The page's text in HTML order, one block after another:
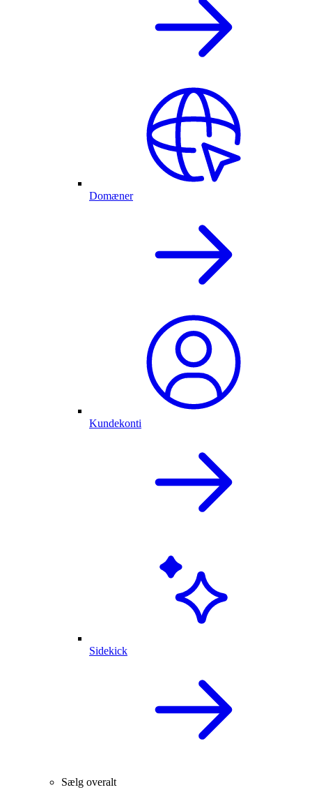
Domæner
Kundekonti
Sidekick
Sælg overalt